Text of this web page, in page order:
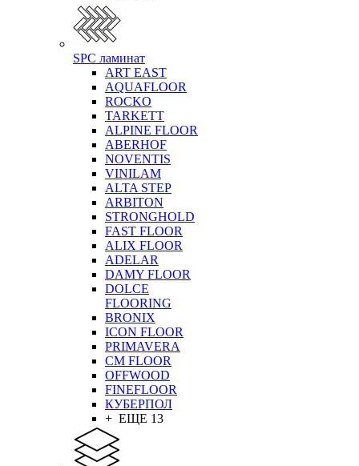
SPC ламинат
ART EAST
AQUAFLOOR
ROCKO
TARKETT
ALPINE FLOOR
ABERHOF
NOVENTIS
VINILAM
ALTA STEP
ARBITON
STRONGHOLD
FAST FLOOR
ALIX FLOOR
ADELAR
DAMY FLOOR
DOLCE
FLOORING
BRONIX
ICON FLOOR
PRIMAVERA
CM FLOOR
OFFWOOD
FINEFLOOR
КУБЕРПОЛ
+ ЕЩЕ 13